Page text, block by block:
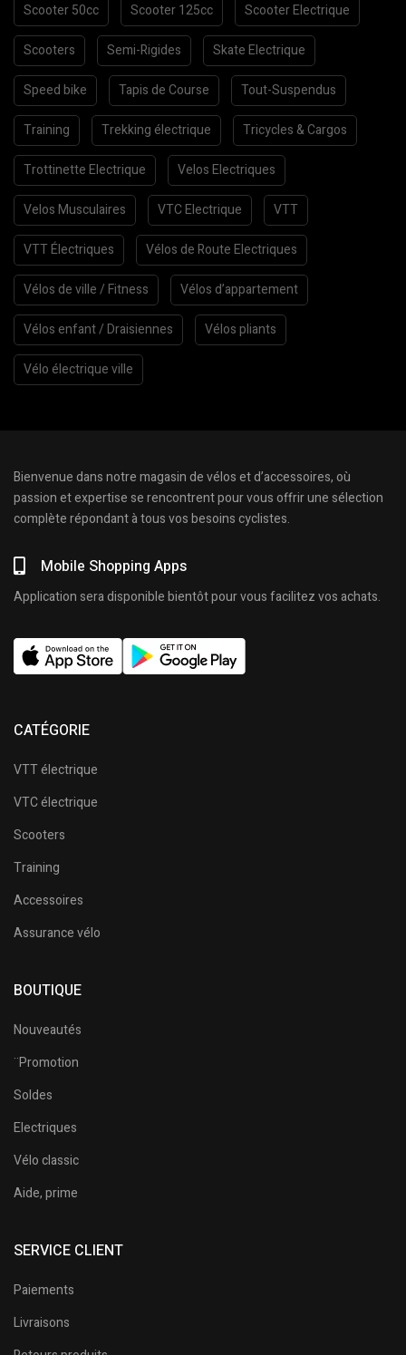
Scooter 50cc Scooter 125cc Scooter Electrique
Scooters Semi-Rigides Skate Electrique
Speed bike Tapis de Course Tout-Suspendus
Training Trekking électrique Tricycles & Cargos
Trottinette Electrique Velos Electriques
Velos Musculaires VTC Electrique VTT
VTT Électriques Vélos de Route Electriques
Vélos de ville / Fitness Vélos d’appartement
Vélos enfant / Draisiennes Vélos pliants
Vélo électrique ville
Bienvenue dans notre magasin de vélos et d’accessoires, où
passion et expertise se rencontrent pour vous offrir une sélection
complète répondant à tous vos besoins cyclistes.
Mobile Shopping Apps
Application sera disponible bientôt pour vous facilitez vos achats.
CATÉGORIE
VTT électrique
VTC électrique
Scooters
Training
Accessoires
Assurance vélo
BOUTIQUE
Nouveautés
¨Promotion
Soldes
Electriques
Vélo classic
Aide, prime
SERVICE CLIENT
Paiements
Livraisons